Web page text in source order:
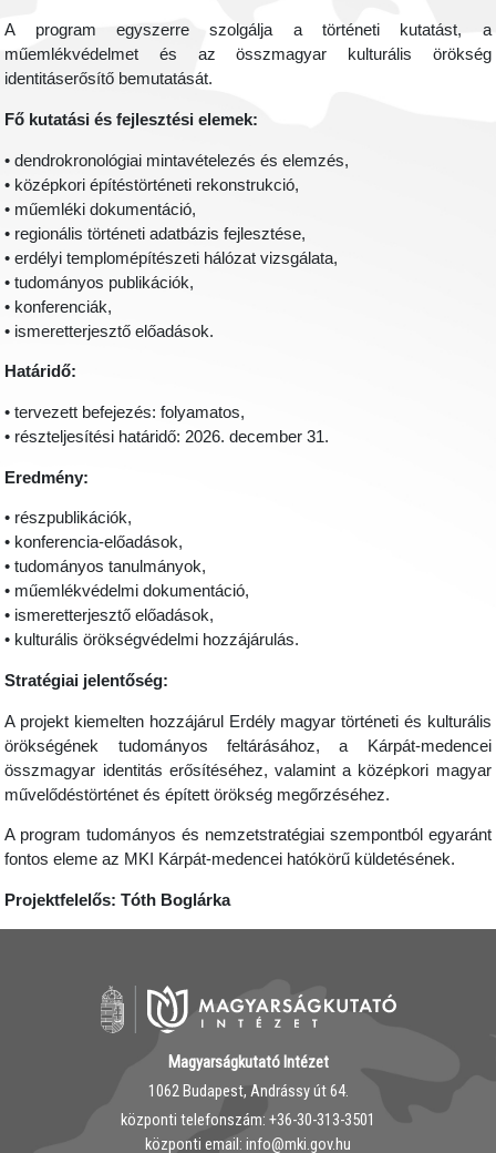
A program egyszerre szolgálja a történeti kutatást, a
műemlékvédelmet és az összmagyar kulturális örökség
identitáserősítő bemutatását.
Fő kutatási és fejlesztési elemek:
• dendrokronológiai mintavételezés és elemzés,
• középkori építéstörténeti rekonstrukció,
• műemléki dokumentáció,
• regionális történeti adatbázis fejlesztése,
• erdélyi templomépítészeti hálózat vizsgálata,
• tudományos publikációk,
• konferenciák,
• ismeretterjesztő előadások.
Határidő:
• tervezett befejezés: folyamatos,
• részteljesítési határidő: 2026. december 31.
Eredmény:
• részpublikációk,
• konferencia-előadások,
• tudományos tanulmányok,
• műemlékvédelmi dokumentáció,
• ismeretterjesztő előadások,
• kulturális örökségvédelmi hozzájárulás.
Stratégiai jelentőség:
A projekt kiemelten hozzájárul Erdély magyar történeti és kulturális
örökségének tudományos feltárásához, a Kárpát-medencei
összmagyar identitás erősítéséhez, valamint a középkori magyar
művelődéstörténet és épített örökség megőrzéséhez.
A program tudományos és nemzetstratégiai szempontból egyaránt
fontos eleme az MKI Kárpát-medencei hatókörű küldetésének.
Projektfelelős: Tóth Boglárka
Magyarságkutató Intézet
1062 Budapest, Andrássy út 64.
központi telefonszám: ‭+36-30-313-3501
központi email: info@mki.gov.hu